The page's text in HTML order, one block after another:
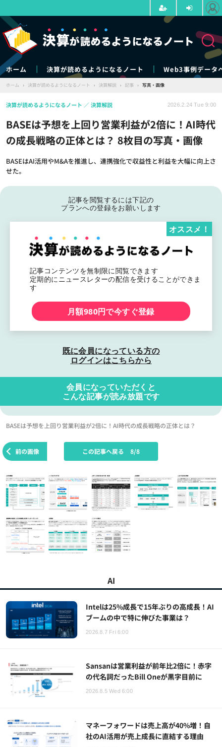
ホーム 決算が読めるようになるノート Web3事例データ
ホーム › 決算が読めるようになるノート › 決算解説 › 記事 › 写真・画像
BASEは予想を上回り営業利益が2倍に！AI時代
の成長戦略の正体とは？ 8枚目の写真・画像
BASEはAI活用やM&Aを推進し、連携強化で収益性と利益を大幅に向上さ
せた。
決算が読めるようになるノート 決算解説 2026.2.24 Tue 9:00
記事を閲覧するには下記の
プランへの登録をお願いします
記事コンテンツを無制限に閲覧できます
定期的にニュースレターの配信を受けることができま
す
オススメ！
月額980円で今すぐ登録
既に会員になっている方の
ログインはこちらから
会員になっていただくと
こんな記事が読み放題です
BASEは予想を上回り営業利益が2倍に！AI時代の成長戦略の正体とは？
前の画像 この記事へ戻る 8/8
AI
Intelは25%成長で15年ぶりの高成長！AI
ブームの中で特に伸びた事業は？
2026.8.7 Fri 6:00
Sansanは営業利益が前年比2倍に！赤字
の代名詞だったBill Oneが黒字目前に
2026.8.5 Wed 6:00
マネーフォワードは売上高が40%増！自
社のAI活用が売上成長に直結する理由